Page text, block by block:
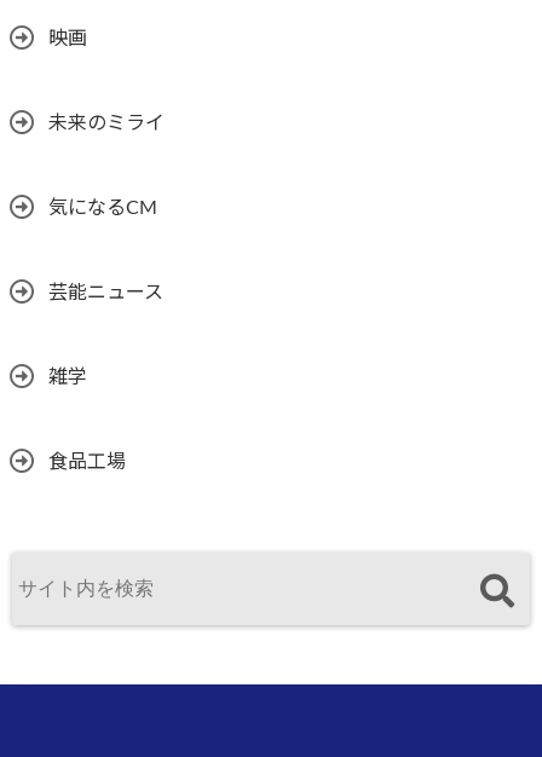
映画
未来のミライ
気になるCM
芸能ニュース
雑学
食品工場